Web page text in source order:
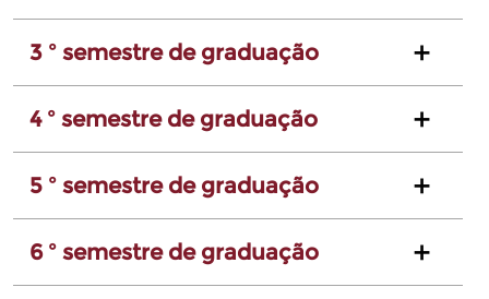
3 º semestre de graduação
4 º semestre de graduação
5 º semestre de graduação
6 º semestre de graduação